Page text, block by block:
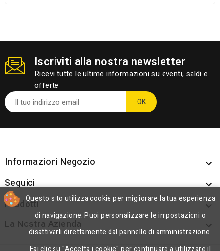
Iscriviti alla nostra newsletter
Ricevi tutte le ultime informazioni su eventi, saldi e
offerte
Informazioni Negozio 
Seguici 
Prodotti 
La Nostra Azienda 
Questo sito utilizza cookie per migliorare la tua esperienza
di navigazione. Puoi personalizzare le impostazioni o
disattivarli direttamente dal pannello di amministrazione.
Fai clic su "Accetta i cookie" per continuare a utilizzare il